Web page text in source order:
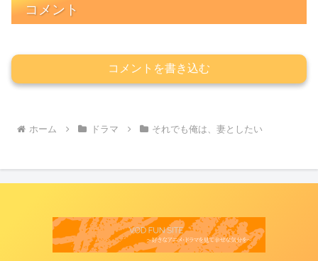
コメント
コメントを書き込む
ホーム ドラマ それでも俺は、妻としたい